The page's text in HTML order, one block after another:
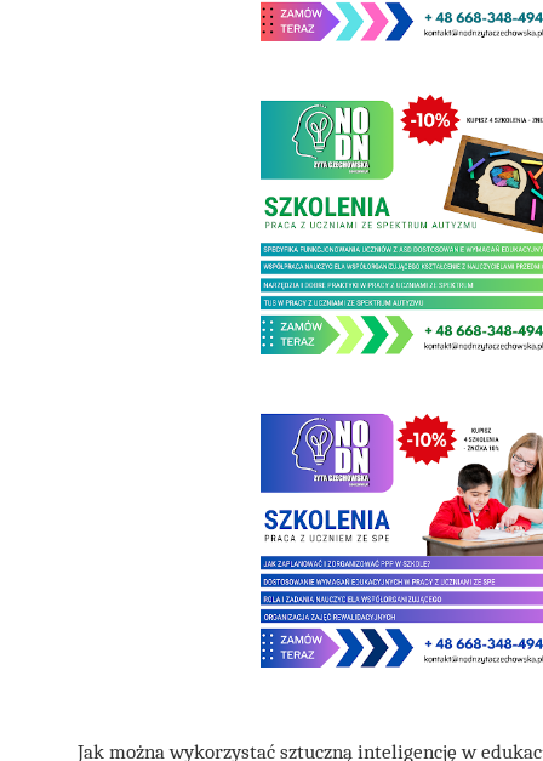
Jak można wykorzystać sztuczną inteligencję w